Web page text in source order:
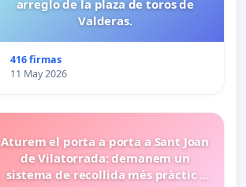
arreglo de la plaza de toros de
Valderas.
416 firmas
11 May 2026
Aturem el porta a porta a Sant Joan
de Vilatorrada: demanem un
sistema de recollida més pràctic i